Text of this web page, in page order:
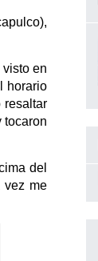
en
horario
resaltar
tocaron
del
vez me